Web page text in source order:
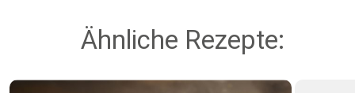
Ähnliche Rezepte: